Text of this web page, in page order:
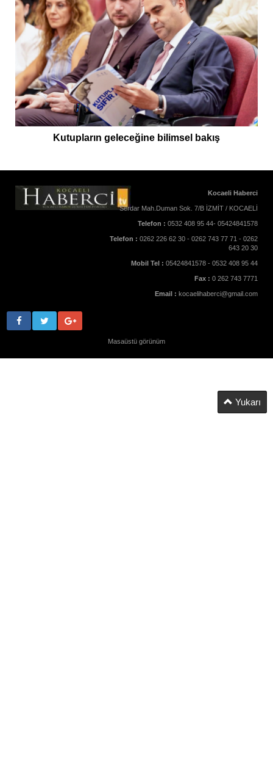
Kutupların geleceğine bilimsel bakış
Kocaeli Haberci
Serdar Mah.Duman Sok. 7/B İZMİT / KOCAELİ
Telefon : 0532 408 95 44- 05424841578
Telefon : 0262 226 62 30 - 0262 743 77 71 - 0262
643 20 30
Mobil Tel : 05424841578 - 0532 408 95 44
Fax : 0 262 743 7771
Email : kocaelihaberci@gmail.com
Masaüstü görünüm
Yukarı